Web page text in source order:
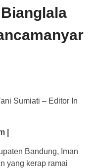
Sumiati – Editor In
|
Bandung, Iman
yang kerap ramai